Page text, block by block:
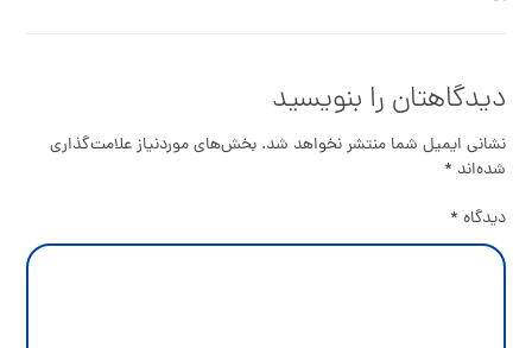
دیدگاهتان را بنویسید
نشانی ایمیل شما منتشر نخواهد شد. بخش‌های موردنیاز علامت‌گذاری
شده‌اند*
دیدگاه*